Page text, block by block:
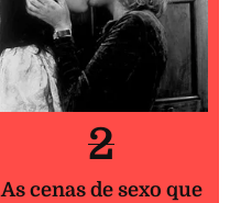
2
As cenas de sexo que